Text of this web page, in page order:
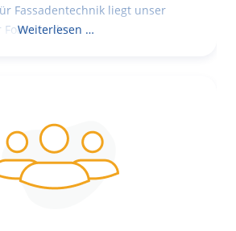
Fassadentechnik liegt unser
in der
Weiterlesen …